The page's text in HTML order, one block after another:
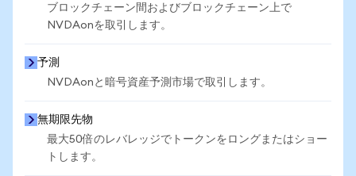
ブロックチェーン間およびブロックチェーン上で
NVDAonを取引します。
予測
NVDAonと暗号資産予測市場で取引します。
無期限先物
最大50倍のレバレッジでトークンをロングまたはショー
トします。